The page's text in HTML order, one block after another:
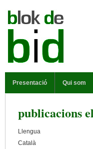
Presentació Qui som
publicacions
Llengua
Català